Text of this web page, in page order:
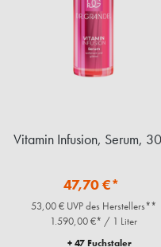
Vitamin Infusion, Serum,
47,70 €*
53,00 € UVP des Herstellers**
1.590,00 €* / 1 Liter
+ 47 Fuchstaler